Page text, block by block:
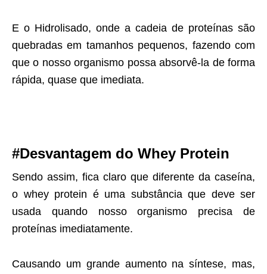
E o Hidrolisado, onde a cadeia de proteínas são
quebradas em tamanhos pequenos, fazendo com
que o nosso organismo possa absorvê-la de forma
rápida, quase que imediata.
#Desvantagem do Whey Protein
Sendo assim, fica claro que diferente da caseína,
o whey protein é uma substância que deve ser
usada quando nosso organismo precisa de
proteínas imediatamente.
Causando um grande aumento na síntese, mas,